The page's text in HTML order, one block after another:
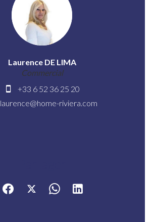
Laurence DE LIMA
Commercial
+33 6 52 36 25 20
laurence@home-riviera.com